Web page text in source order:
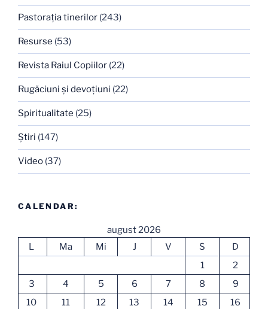
Pastoraţia tinerilor (243)
Resurse (53)
Revista Raiul Copiilor (22)
Rugăciuni şi devoţiuni (22)
Spiritualitate (25)
Ştiri (147)
Video (37)
CALENDAR:
august 2026
L
Ma Mi J V S
D
1
2
3
4 5 6 7 8
9
10
11 12 13 14 15
16